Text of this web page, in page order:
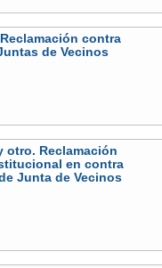
contra
de Vecinos
otro. Reclamación
en contra
Junta de Vecinos